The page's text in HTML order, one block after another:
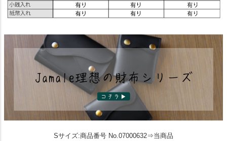
Sサイズ:商品番号 No.07000632⇒当商品